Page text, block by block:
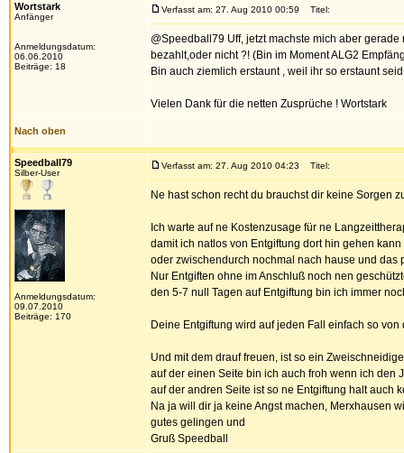
Wortstark
Anfänger
Anmeldungsdatum:
06.06.2010
Beiträge: 18
Verfasst am: 27. Aug 2010 00:59 Titel:
@Speedball79 Uff, jetzt machste mich aber
bezahlt,oder nicht ?! (Bin im Moment ALG2
Bin auch ziemlich erstaunt , weil ihr so erstaunt
Vielen Dank für die netten Zusprüche ! Wortstark
Nach oben
Speedball79
Silber-User
Anmeldungsdatum:
09.07.2010
Beiträge: 170
Verfasst am: 27. Aug 2010 04:23 Titel:
Ne hast schon recht du brauchst dir keine Sorgen
Ich warte auf ne Kostenzusage für ne
damit ich natlos von Entgiftung dort hin gehen
oder zwischendurch nochmal nach hause und das
Nur Entgiften ohne im Anschluß noch nen
den 5-7 null Tagen auf Entgiftung bin ich immer
Deine Entgiftung wird auf jeden Fall einfach so
Und mit dem drauf freuen, ist so ein
auf der einen Seite bin ich auch froh wenn ich den
auf der andren Seite ist so ne Entgiftung halt auch
Na ja will dir ja keine Angst machen, Merxhausen
gutes gelingen und
Gruß Speedball